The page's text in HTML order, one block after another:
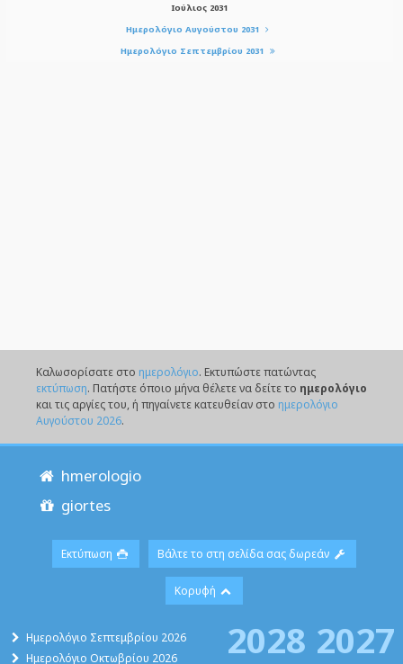
Ιούλιος 2031
Ημερολόγιο Αυγούστου 2031
Ημερολόγιο Σεπτεμβρίου 2031
Καλωσορίσατε στο ημερολόγιο. Eκτυπώστε πατώντας
εκτύπωση. Πατήστε όποιο μήνα θέλετε να δείτε το ημερολόγιο
και τις αργίες του, ή πηγαίνετε κατευθείαν στο ημερολόγιο
Αυγούστου 2026.
hmerologio
giortes
Εκτύπωση Βάλτε το στη σελίδα σας δωρεάν
Κορυφή
Ημερολόγιο Σεπτεμβρίου 2026
Ημερολόγιο Οκτωβρίου 2026
2027
2028